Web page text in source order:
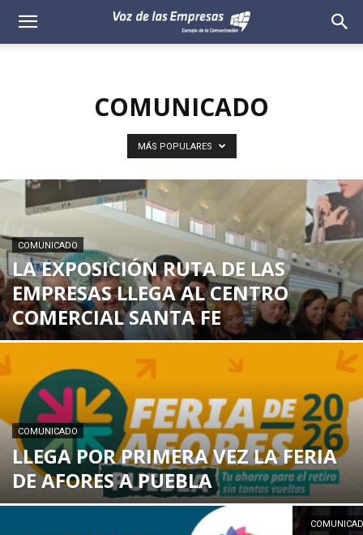
Voz
COMUNICADO
MÁS POPULARES
COMUNICADO
LA EXPOSICIÓN RUTA DE LAS
EMPRESAS LLEGA AL CENTRO
COMERCIAL SANTA FE
COMUNICADO
LLEGA POR PRIMERA VEZ LA FERIA
DE AFORES A PUEBLA